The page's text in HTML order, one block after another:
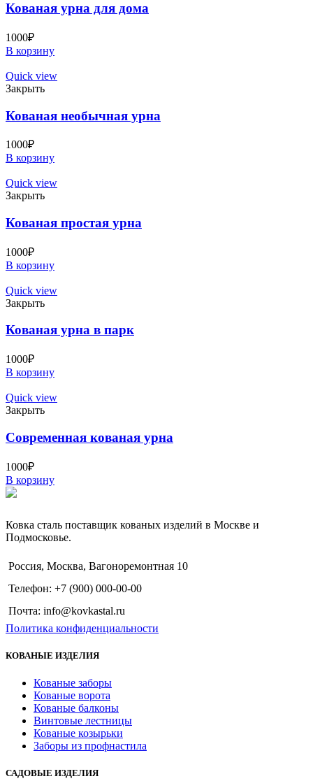
Кованая урна для дома
1000₽
В корзину
Quick view
Закрыть
Кованая необычная урна
1000₽
В корзину
Quick view
Закрыть
Кованая простая урна
1000₽
В корзину
Quick view
Закрыть
Кованая урна в парк
1000₽
В корзину
Quick view
Закрыть
Современная кованая урна
1000₽
В корзину
Ковка сталь поставщик кованых изделий в Москве и
Подмосковье.
Россия, Москва, Вагоноремонтная 10
Телефон: +7 (900) 000-00-00
Почта: info@kovkastal.ru
Политика конфиденциальности
КОВАНЫЕ ИЗДЕЛИЯ
Кованые заборы
Кованые ворота
Кованые балконы
Винтовые лестницы
Кованые козырьки
Заборы из профнастила
САДОВЫЕ ИЗДЕЛИЯ